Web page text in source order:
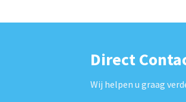
Direct
Wij helpen u graag